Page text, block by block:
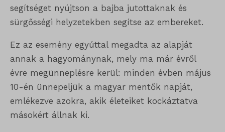
segítséget nyújtson a bajba jutottaknak és
sürgősségi helyzetekben segítse az embereket.
Ez az esemény egyúttal megadta az alapját
annak a hagyománynak, mely ma már évről
évre megünneplésre kerül: minden évben május
10-én ünnepeljük a magyar mentők napját,
emlékezve azokra, akik életeiket kockáztatva
másokért állnak ki.